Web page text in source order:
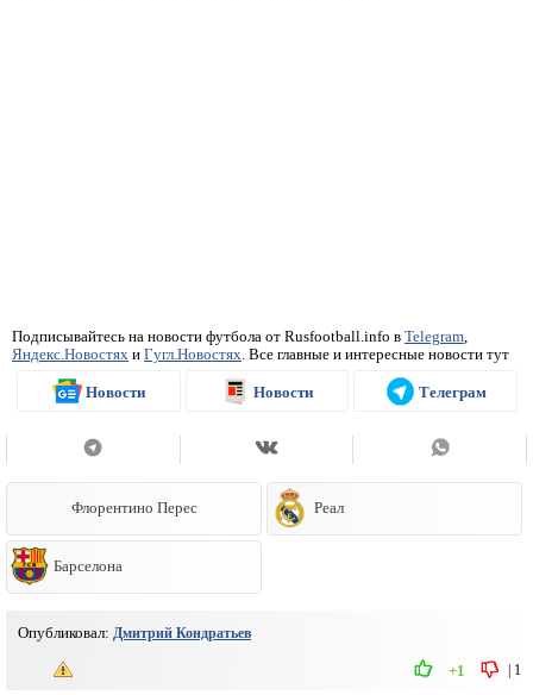
Подписывайтесь на новости футбола от Rusfootball.info в Telegram,
Яндекс.Новостях и Гугл.Новостях. Все главные и интересные новости тут
Новости Новости Телеграм
Флорентино Перес Реал
Барселона
Опубликовал: Дмитрий Кондратьев
1
+1